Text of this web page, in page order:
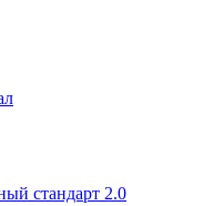
стандарт 2.0